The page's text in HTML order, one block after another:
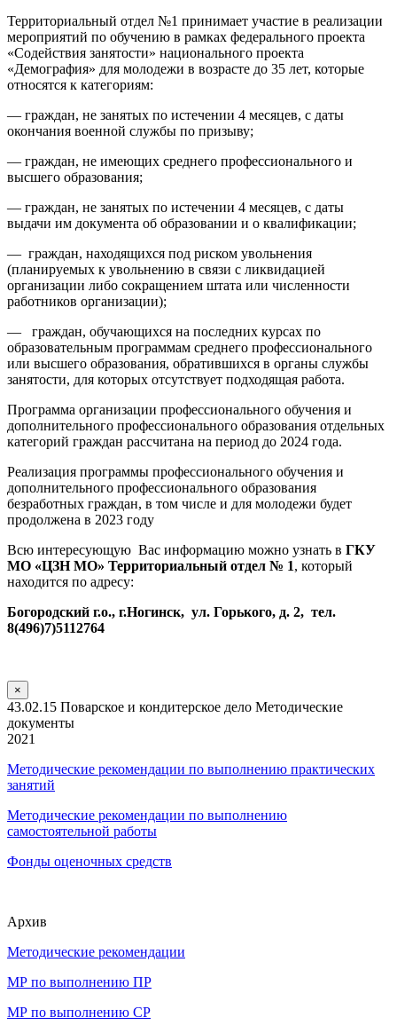
Территориальный отдел №1 принимает участие в реализации
мероприятий по обучению в рамках федерального проекта
«Содействия занятости» национального проекта
«Демография» для молодежи в возрасте до 35 лет, которые
относятся к категориям:
— граждан, не занятых по истечении 4 месяцев, с даты
окончания военной службы по призыву;
— граждан, не имеющих среднего профессионального и
высшего образования;
— граждан, не занятых по истечении 4 месяцев, с даты
выдачи им документа об образовании и о квалификации;
— граждан, находящихся под риском увольнения
(планируемых к увольнению в связи с ликвидацией
организации либо сокращением штата или численности
работников организации);
— граждан, обучающихся на последних курсах по
образовательным программам среднего профессионального
или высшего образования, обратившихся в органы службы
занятости, для которых отсутствует подходящая работа.
Программа организации профессионального обучения и
дополнительного профессионального образования отдельных
категорий граждан рассчитана на период до 2024 года.
Реализация программы профессионального обучения и
дополнительного профессионального образования
безработных граждан, в том числе и для молодежи будет
продолжена в 2023 году
Всю интересующую Вас информацию можно узнать в ГКУ
МО «ЦЗН МО» Территориальный отдел № 1, который
находится по адресу:
Богородский г.о., г.Ногинск, ул. Горького, д. 2, тел.
8(496)7)5112764
×
43.02.15 Поварское и кондитерское дело Методические
документы
2021
Методические рекомендации по выполнению практических
занятий
Методические рекомендации по выполнению
самостоятельной работы
Фонды оценочных средств
Архив
Методические рекомендации
МР по выполнению ПР
МР по выполнению СР